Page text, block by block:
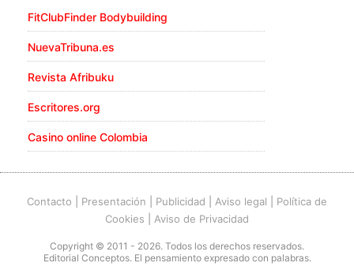
FitClubFinder Bodybuilding
NuevaTribuna.es
Revista Afribuku
Escritores.org
Casino online Colombia
Contacto Presentación Publicidad Aviso legal
Política de
Cookies
Aviso de Privacidad
Copyright © 2011 - 2026. Todos los derechos reservados.
Editorial Conceptos. El pensamiento expresado con palabras.